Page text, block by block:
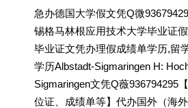
急办德国大学假文凭Q微
锡格马林根应用技术大学毕业证
毕业证文凭办理假成绩单学历,留
学历Albstadt-Sigmaringen H:
Sigmaringen文凭Q薇936794295
位证、成绩单等】代办国外（海